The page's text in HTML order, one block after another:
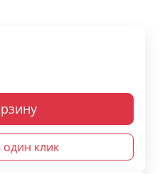
один клик